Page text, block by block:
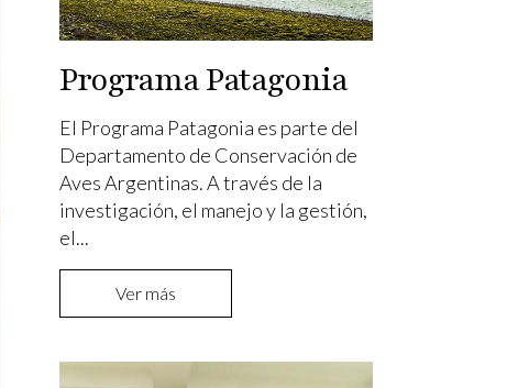
Programa Patagonia
El Programa Patagonia es parte del
Departamento de Conservación de
Aves Argentinas. A través de la
investigación, el manejo y la gestión,
el...
Ver más